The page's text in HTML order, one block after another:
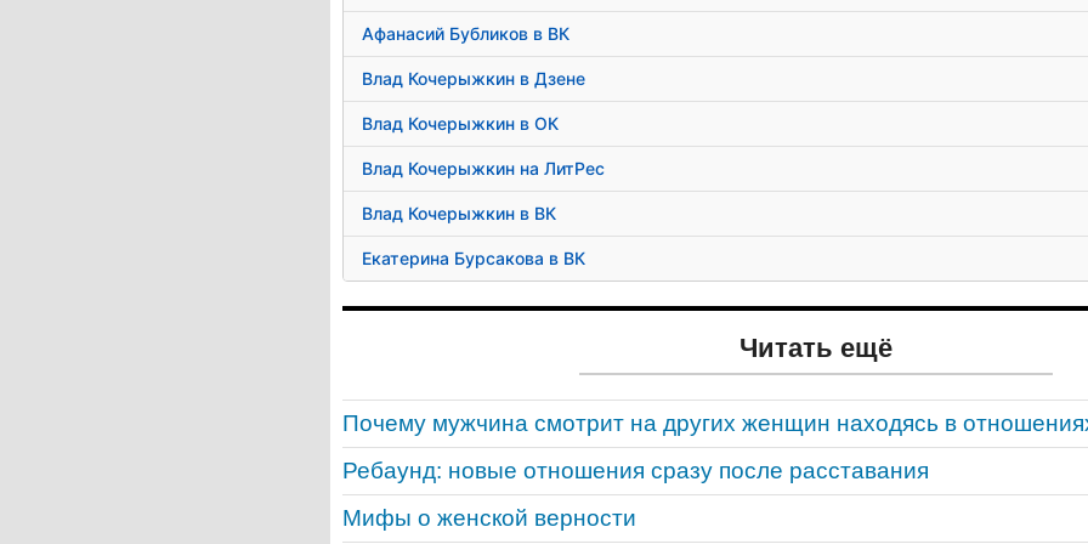
Афанасий Бубликов в ВК
Влад Кочерыжкин в Дзене
Влад Кочерыжкин в ОК
Влад Кочерыжкин на ЛитРес
Влад Кочерыжкин в ВК
Екатерина Бурсакова в ВК
Читать ещё
Почему мужчина смотрит на других женщин находясь в
Ребаунд: новые отношения сразу после расставания
Мифы о женской верности